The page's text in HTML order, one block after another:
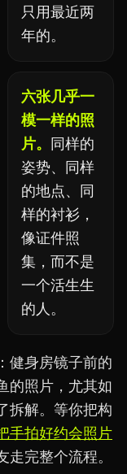
只用最近两
年的。
六张几乎一
模一样的照
片。
同样的
姿势、同样
的地点、同
样的衬衫，
像证件照
集，而不是
一个活生生
的人。
健身房镜子前的
的照片，尤其如
拆解。等你把构
手拍好约会照片
完整个流程。